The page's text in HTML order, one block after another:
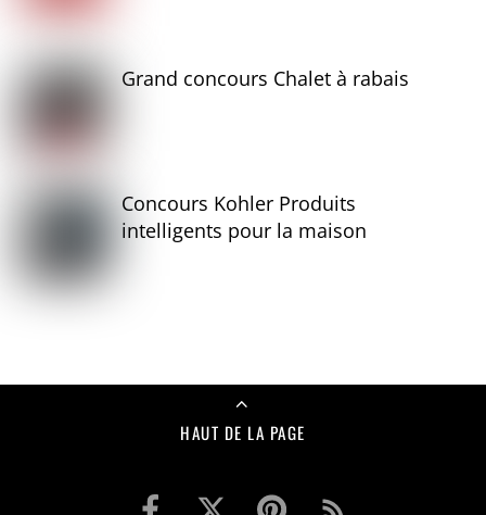
Grand concours Chalet à rabais
Concours Kohler Produits
intelligents pour la maison
HAUT DE LA PAGE